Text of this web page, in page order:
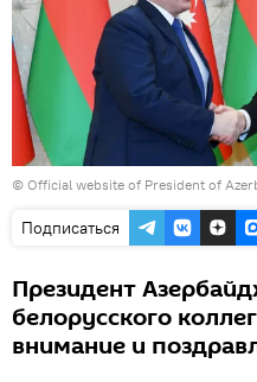
© Official website of President of
Подписаться
Президент
белорусского
внимание и